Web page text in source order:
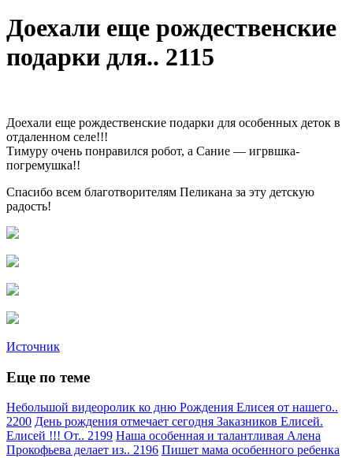
Доехали еще рождественские
подарки для.. 2115
Доехали еще рождественские подарки для особенных деток в
отдаленном селе!!!
Тимуру очень понравился робот, а Сание — игрвшка-
погремушка!!
Спасибо всем благотворителям Пеликана за эту детскую
радость!
Источник
Еще по теме
Небольшой видеоролик ко дню Рождения Елисея от нашего..
2200 День рождения отмечает сегодня Заказников Елисей.
Елисей !!! От.. 2199 Наша особенная и талантливая Алена
Прокофьева делает из.. 2196 Пишет мама особенного ребенка